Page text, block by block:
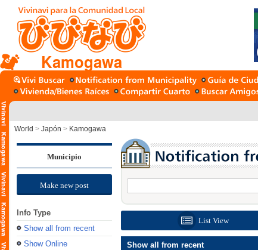
Kamogawa
World > Japón > Kamogawa
Municipio
Make new post
Info Type
Show all from recent
Show Online
List View
Show all from recent